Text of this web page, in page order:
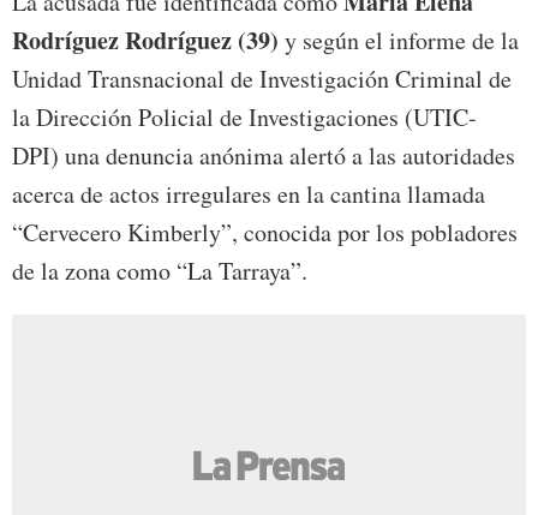
Rodríguez Rodríguez (39) y según el informe de la
Unidad Transnacional de Investigación Criminal de
la Dirección Policial de Investigaciones (UTIC-
DPI) una denuncia anónima alertó a las autoridades
acerca de actos irregulares en la cantina llamada
“Cervecero Kimberly”, conocida por los pobladores
de la zona como “La Tarraya”.